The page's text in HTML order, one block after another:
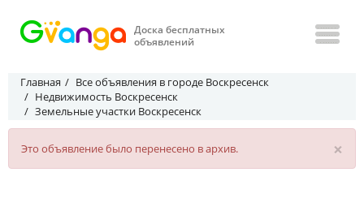
Доска бесплатных
объявлений
Главная
Все объявления в городе Воскресенск
Недвижимость Воскресенск
Земельные участки Воскресенск
×
Это объявление было перенесено в архив.